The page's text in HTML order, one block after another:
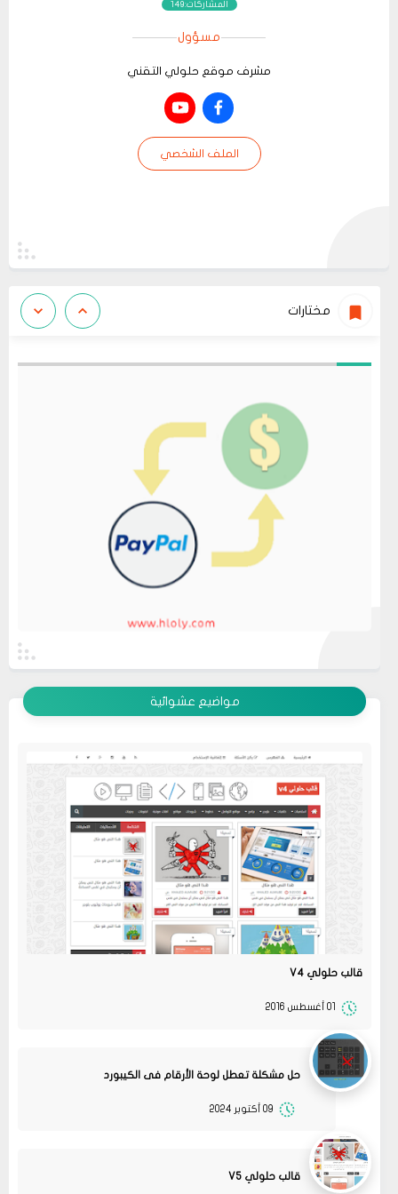
المشاركات:149
مسؤول
مشرف موقع حلولي التقني
الملف الشخصي
مختارات
مواضيع عشوائية
قالب حلولي V4
01 أغسطس 2016
حل مشكلة تعطل لوحة الأرقام فى الكيبورد
09 أكتوبر 2024
قالب حلولي V5